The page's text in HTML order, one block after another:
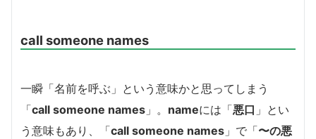
call someone names
一瞬「名前を呼ぶ」という意味かと思ってしまう
「call someone names 」。 nameには「悪口 」とい
う意味もあり、「call someone names 」で「〜の悪